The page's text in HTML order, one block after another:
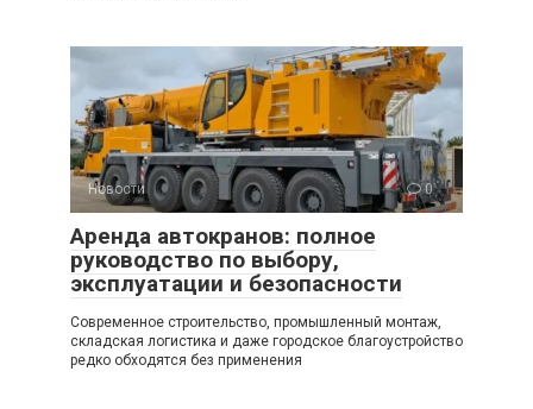
Новости 0
Аренда автокранов: полное
руководство по выбору,
эксплуатации и безопасности
Современное строительство, промышленный монтаж,
складская логистика и даже городское благоустройство
редко обходятся без применения